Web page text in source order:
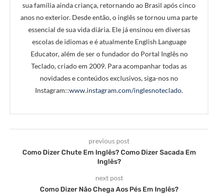
sua família ainda criança, retornando ao Brasil após cinco
anos no exterior. Desde então, o inglês se tornou uma parte
essencial de sua vida diária. Ele já ensinou em diversas
escolas de idiomas e é atualmente English Language
Educator, além de ser o fundador do Portal Inglês no
Teclado, criado em 2009. Para acompanhar todas as
novidades e conteúdos exclusivos, siga-nos no
Instagram::www.instagram.com/inglesnoteclado.
previous post
Como Dizer Chute Em Inglês? Como Dizer Sacada Em
Inglês?
next post
Como Dizer Não Chega Aos Pés Em Inglês?